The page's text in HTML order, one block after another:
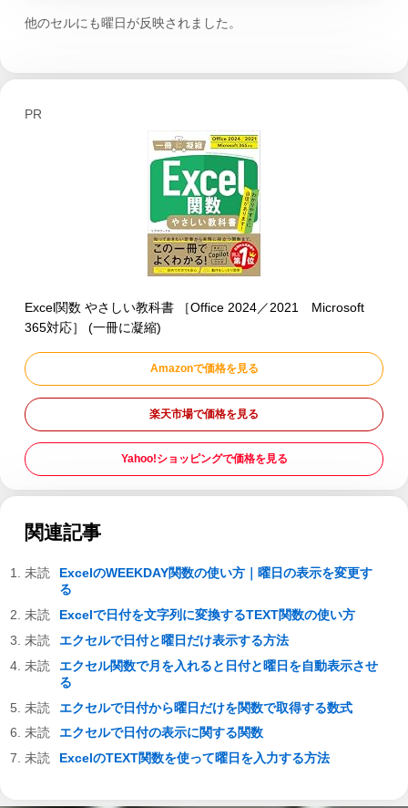
他のセルにも曜日が反映されました。
PR
Excel関数 やさしい教科書 ［Office 2024／2021 Microsoft
365対応］ (一冊に凝縮)
Amazonで価格を見る
楽天市場で価格を見る
Yahoo!ショッピングで価格を見る
関連記事
ExcelのWEEKDAY関数の使い方｜曜日の表示を変更す
る
Excelで日付を文字列に変換するTEXT関数の使い方
エクセルで日付と曜日だけ表示する方法
エクセル関数で月を入れると日付と曜日を自動表示させ
る
エクセルで日付から曜日だけを関数で取得する数式
エクセルで日付の表示に関する関数
ExcelのTEXT関数を使って曜日を入力する方法